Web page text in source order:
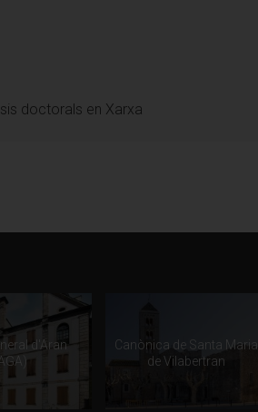
de Sant Antoni, 13
doctorals en Xarxa
d'Aran
Canònica de Santa Maria
de Vilabertran